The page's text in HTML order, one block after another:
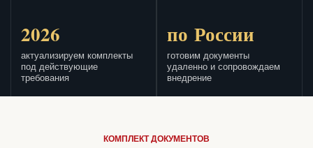
2026
актуализируем комплекты
под действующие
требования
по России
готовим документы
удаленно и сопровождаем
внедрение
КОМПЛЕКТ ДОКУМЕНТОВ